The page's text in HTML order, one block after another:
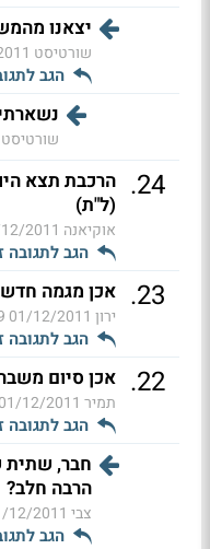
יצאנו
שורטיסט
הגב
שורטיסט
24
. הרכבת תצא
(ל"ת)
אוקיאנה 2011 09:41
הגב לתגובה
23
. אכן מגמה
ירון 01/12/2011 09:39
הגב לתגובה
22
. אכן סיום
תמיר 01/12/2011 09:31
הגב לתגובה
חבר, שתית
הרבה חלב?
צבי 2011 10:15
הגב